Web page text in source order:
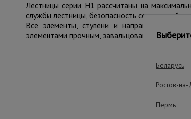
Лестницы серии H1 рассчитаны на
службы лестницы, безопасность соединений и
Все элементы, ступени и направляющие
элементами прочным, завальцованным
Беларусь
Ростов-
Пермь